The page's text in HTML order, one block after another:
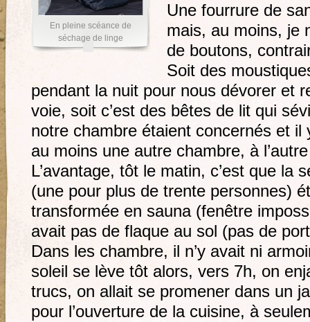
En pleine scéance de
séchage de linge
Une fourrure de
mais, au moins, je
de boutons,
Soit des
pendant la nuit pour nous dévorer et
voie, soit c’est des bêtes de lit qui
notre chambre étaient concernés et il
au moins une autre chambre, à
L’avantage, tôt le matin, c’est que la
(une pour plus de trente personnes)
transformée en sauna (fenêtre
avait pas de flaque au sol (pas de
Dans les chambre, il n’y avait ni
soleil se lève tôt alors, vers 7h, on
trucs, on allait se promener dans un
pour l’ouverture de la cuisine, à